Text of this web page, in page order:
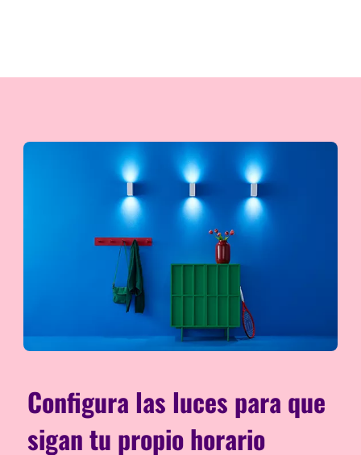
Configura las luces para que
sigan tu propio horario